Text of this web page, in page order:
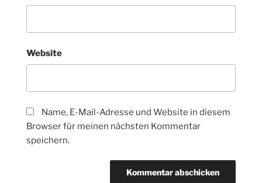
Website
Name, E-Mail-Adresse und Website in diesem
Browser für meinen nächsten Kommentar
speichern.